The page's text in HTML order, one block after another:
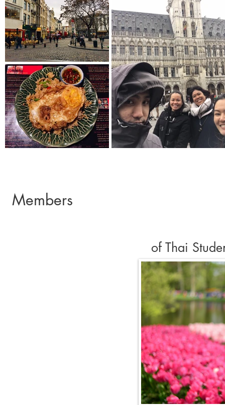
วันที่ 8 ธันวาคม 2561 กลุ่มนักเรียนไทยในเบลเยียมได้จัดงาน
Members
of Thai